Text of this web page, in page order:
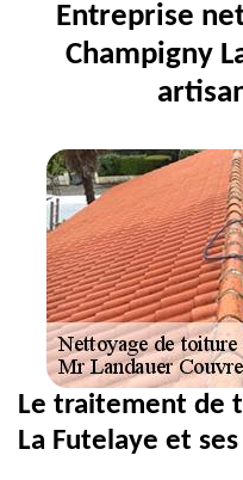
Entreprise
Champigny
Le traitement de
La Futelaye et